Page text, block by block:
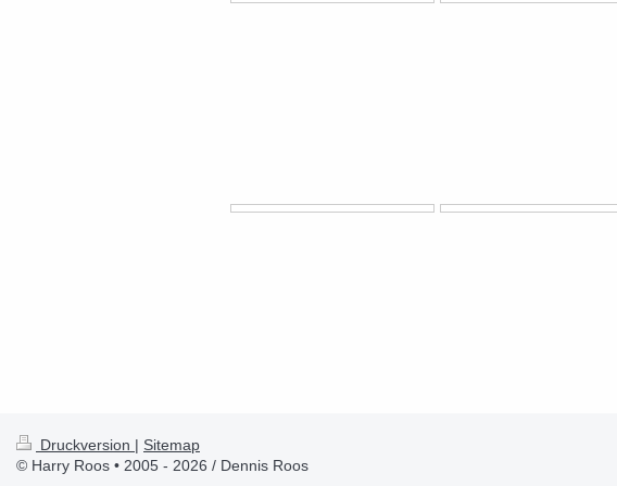
Druckversion | Sitemap
© Harry Roos • 2005 - 2026 / Dennis Roos